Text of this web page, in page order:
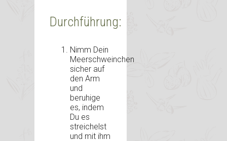
Durchführung:
Nimm Dein
Meerschweinchen
sicher auf
den Arm
und
beruhige
es, indem
Du es
streichelst
und mit ihm